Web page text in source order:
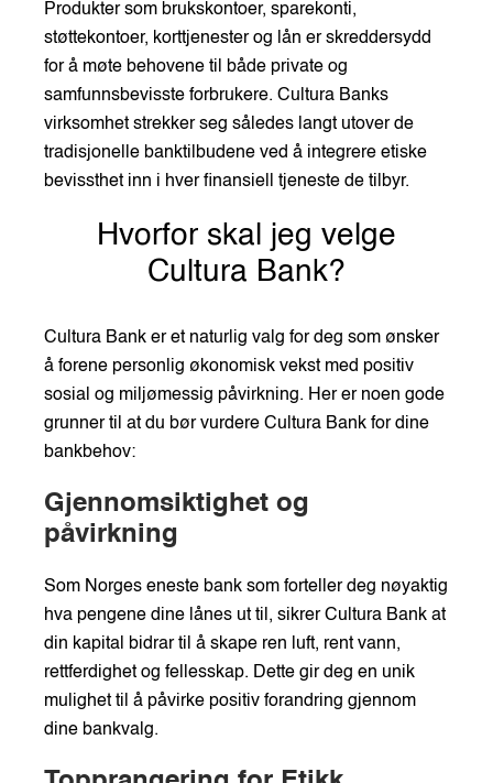
Produkter som brukskontoer, sparekonti,
støttekontoer, korttjenester og lån er skreddersydd
for å møte behovene til både private og
samfunnsbevisste forbrukere. Cultura Banks
virksomhet strekker seg således langt utover de
tradisjonelle banktilbudene ved å integrere etiske
bevissthet inn i hver finansiell tjeneste de tilbyr.
Hvorfor skal jeg velge
Cultura Bank?
Cultura Bank er et naturlig valg for deg som ønsker
å forene personlig økonomisk vekst med positiv
sosial og miljømessig påvirkning. Her er noen gode
grunner til at du bør vurdere Cultura Bank for dine
bankbehov:
Gjennomsiktighet og
påvirkning
Som Norges eneste bank som forteller deg nøyaktig
hva pengene dine lånes ut til, sikrer Cultura Bank at
din kapital bidrar til å skape ren luft, rent vann,
rettferdighet og fellesskap. Dette gir deg en unik
mulighet til å påvirke positiv forandring gjennom
dine bankvalg.